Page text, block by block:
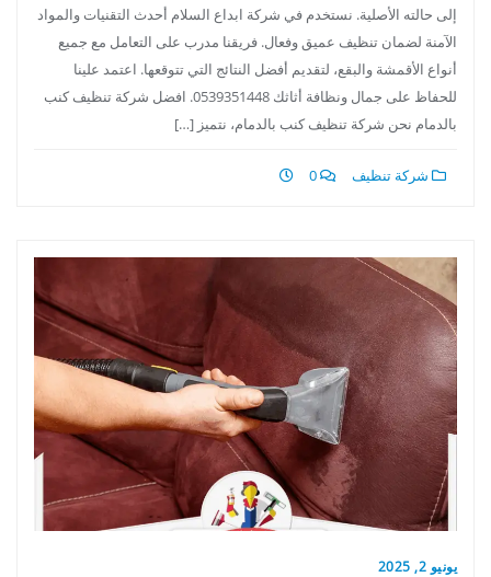
إلى حالته الأصلية. نستخدم في شركة ابداع السلام أحدث التقنيات والمواد
الآمنة لضمان تنظيف عميق وفعال. فريقنا مدرب على التعامل مع جميع
أنواع الأقمشة والبقع، لتقديم أفضل النتائج التي تتوقعها. اعتمد علينا
للحفاظ على جمال ونظافة أثاثك 0539351448. افضل شركة تنظيف كنب
بالدمام نحن شركة تنظيف كنب بالدمام، نتميز […]
شركة تنظيف
يونيو 2, 2025